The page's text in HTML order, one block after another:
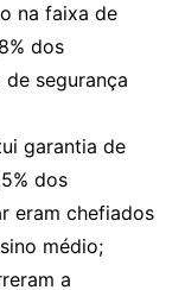
na faixa de
dos
segurança
garantia de
dos
eram chefiados
médio;
a